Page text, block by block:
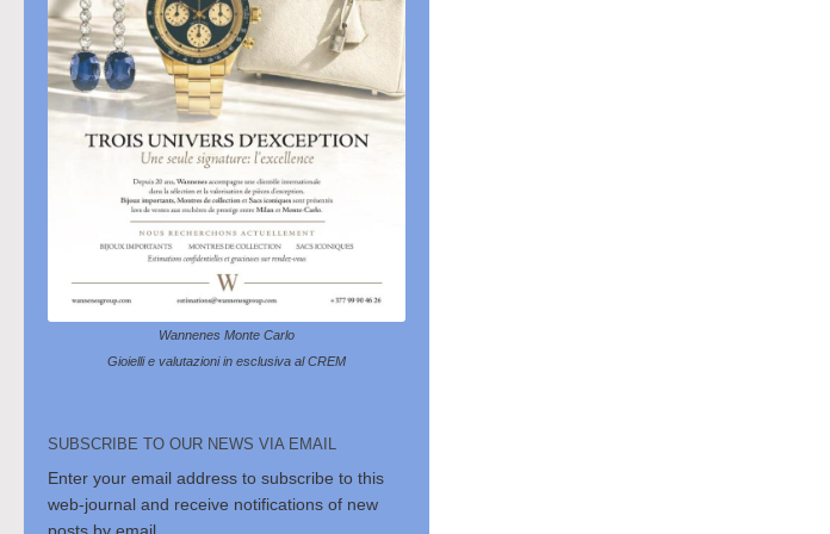
Wannenes Monte Carlo
Gioielli e valutazioni in esclusiva al CREM
SUBSCRIBE TO OUR NEWS VIA EMAIL
Enter your email address to subscribe to this
web-journal and receive notifications of new
posts by email.